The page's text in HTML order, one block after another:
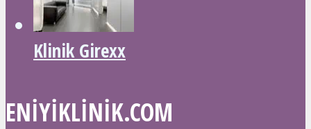
Klinik Girexx
ENIYIKLINIK.COM